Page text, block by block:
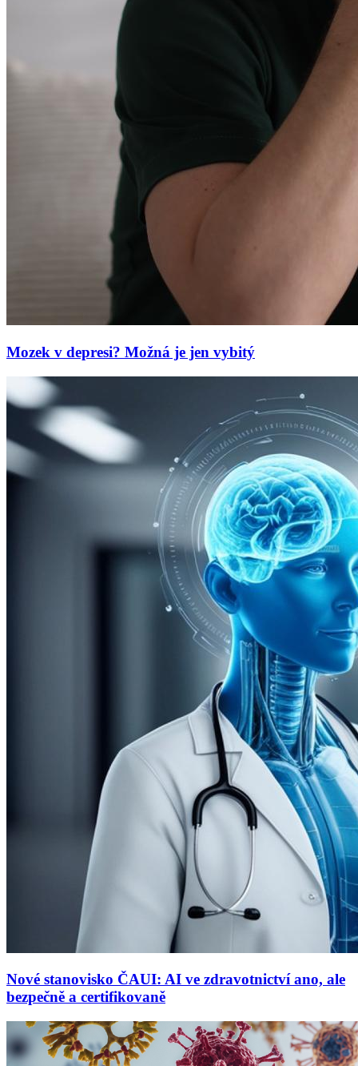
Mozek v depresi? Možná je jen vybitý
Nové stanovisko ČAUI: AI ve zdravotnictví ano, ale
bezpečně a certifikovaně